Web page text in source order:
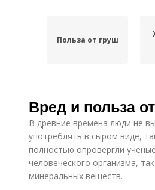
Польза от груш
Вред и польза
В древние времена люди не
употреблять в сыром виде,
полностью опровергли
человеческого организма,
минеральных веществ.